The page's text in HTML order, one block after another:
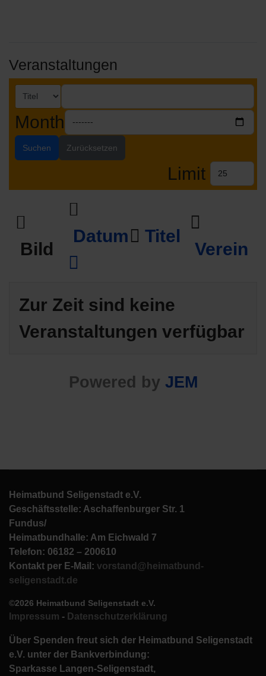
Veranstaltungen
Month
Suchen Zurücksetzen
Limit
Bild
Datum Titel
Verein
Zur Zeit sind keine
Veranstaltungen verfügbar
Powered by JEM
Heimatbund Seligenstadt e.V.
Geschäftsstelle: Aschaffenburger Str. 1
Fundus/
Heimatbundhalle: Am Eichwald 7
Telefon: 06182 – 200610
Kontakt per E-Mail: vorstand@heimatbund-
seligenstadt.de
©2026 Heimatbund Seligenstadt e.V.
Impressum - Datenschutzerklärung
Über Spenden freut sich der Heimatbund Seligenstadt
e.V. unter der Bankverbindung:
Sparkasse Langen-Seligenstadt,